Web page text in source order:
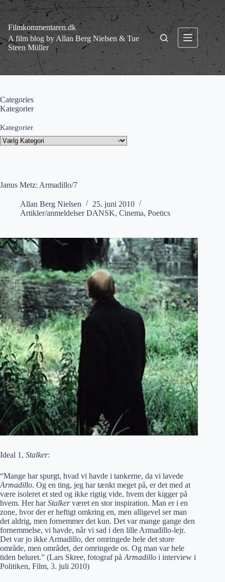
Fortsæt
indhold
Filmkommentaren.dk
A film blog by Allan Berg Nielsen & Tue
Steen Müller
Janus Metz: Armadillo/7
Allan Berg Nielsen
25. juni 2010
Artikler/anmeldelser DANSK, Cinema, Poetics
Ideal 1, Stalker:
“Mange har spurgt, hvad vi havde i tankerne, da vi lavede
Armadillo. Og en ting, jeg har tænkt meget på, er det med at
være isoleret et sted og ikke rigtig vide, hvem der kigger på
hvem. Her harStalkerværet en stor inspiration. Man er i en
zone, hvor der er heftigt omkring en, men alligevel ser man
det aldrig, men fornemmer det kun. Det var mange gange den
fornemmelse, vi havde, når vi sad i den lille Armadillo-lejr.
Det var jo ikke Armadillo, der omringede hele det store
område, men området, der omringede os. Og man var hele
tiden beluret.” (Lars Skree, fotograf på Armadillo i interview i
Politiken, Film, 3. juli 2010)
Categories
Kategorier
Kategorier